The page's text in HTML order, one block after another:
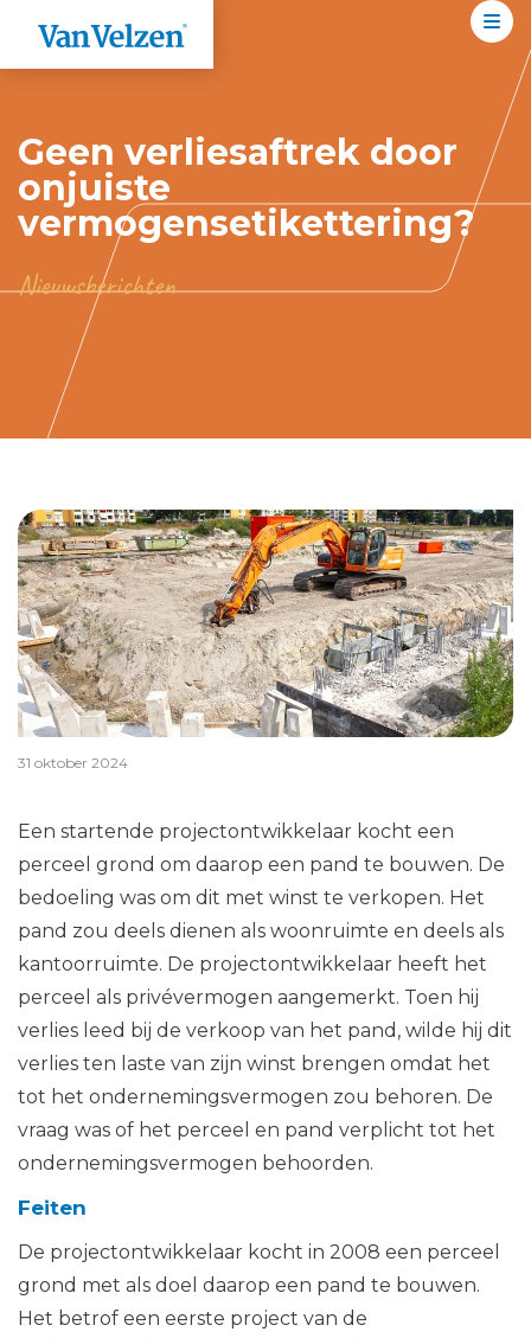
Geen verliesaftrek door
onjuiste
vermogensetikettering?
Nieuwsberichten
31 oktober 2024
Een startende projectontwikkelaar kocht een
perceel grond om daarop een pand te bouwen. De
bedoeling was om dit met winst te verkopen. Het
pand zou deels dienen als woonruimte en deels als
kantoorruimte. De projectontwikkelaar heeft het
perceel als privévermogen aangemerkt. Toen hij
verlies leed bij de verkoop van het pand, wilde hij dit
verlies ten laste van zijn winst brengen omdat het
tot het ondernemingsvermogen zou behoren. De
vraag was of het perceel en pand verplicht tot het
ondernemingsvermogen behoorden.
Feiten
De projectontwikkelaar kocht in 2008 een perceel
grond met als doel daarop een pand te bouwen.
Het betrof een eerste project van de